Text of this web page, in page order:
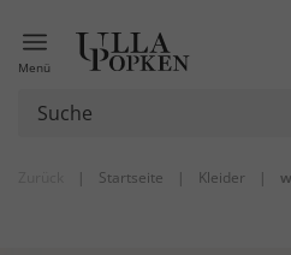
Menü
| Startseite | Kleider |